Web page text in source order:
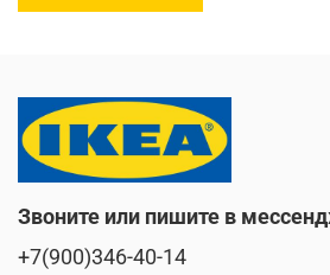
Звоните или пишите в
+7(900)346-40-14